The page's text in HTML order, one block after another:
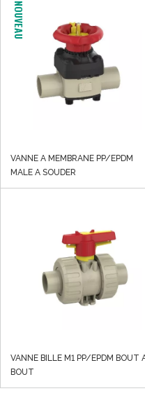
NOUVEAU
VANNE A MEMBRANE PP/EPDM
MALE A SOUDER
VANNE BILLE M1 PP/EPDM BOUT A
BOUT